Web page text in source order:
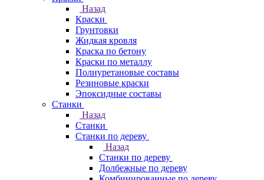
Назад
Краски
Грунтовки
Жидкая кровля
Краска по бетону
Краски по металлу
Полиуретановые составы
Резиновые краски
Эпоксидные составы
Станки
Назад
Станки
Станки по дереву
Назад
Станки по дереву
Долбежные по дереву